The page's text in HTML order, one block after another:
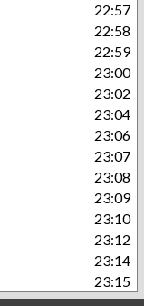
22:57
22:58
22:59
23:00
23:02
23:04
23:06
23:07
23:08
23:09
23:10
23:12
23:14
23:15